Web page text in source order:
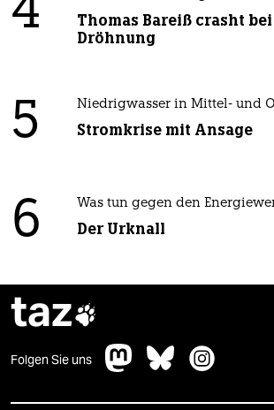
4
Thomas Bareiß crasht
Dröhnung
5 Niedrigwasser in Mittel- und
Stromkrise mit Ansage
6 Was tun gegen den
Der Urknall
taz
Folgen Sie uns